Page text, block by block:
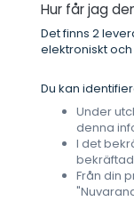
Hur får jag
Det finns 2
elektroniskt
Du kan
Under
denna
I det
Från din